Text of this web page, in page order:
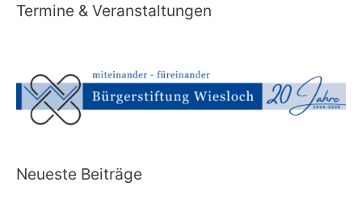
Termine & Veranstaltungen
Neueste Beiträge